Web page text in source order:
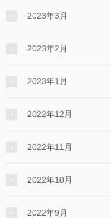
2023年3月
2023年2月
2023年1月
2022年12月
2022年11月
2022年10月
2022年9月